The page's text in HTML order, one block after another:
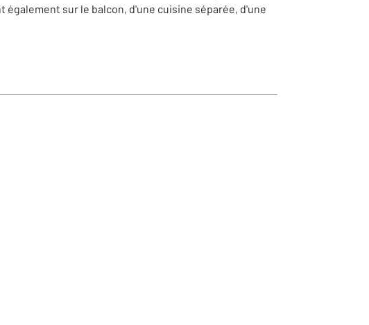
sur le balcon, d'une cuisine séparée, d'une